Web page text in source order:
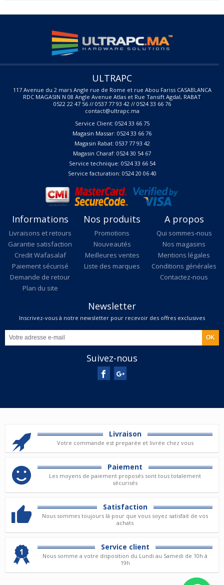
ULTRAPC
117 Avenue du 2 mars Angle rue de Rome et rue Abou Fariss CASABLANCA
RDC MAGASIN N 08 Angle Avenue Atlas et Rue Tansift Agdal, RABAT
0522 22 47 56 // 0537 77 93 42 // 0524 33 66 76
contact@ultrapc.ma
Service Client: 0524 33 66 75
Magasin Massar: 0524 33 66 76
Magasin Rabat: 0537 77 93 42
Magasin Charaf: 0524 30 54 67
Service technique: 0524 33 66 54
Service facturation: 0524 20 06 40
Informations
Livraisons et retours
Garantie satisfaction
Credit Wafasalaf
Paiement sécurisé
Demande de retour
Plan du site
Nos produits
Promotions
Nouveautés
Meilleures ventes
Liste des marques
A propos
Qui sommes-nous
Nos magasins
Mentions légales
Conditions générales
Contactez-nous
Newsletter
Inscrivez-vous à notre newsletter pour recevoir des offres exclusives
Suivez-nous
Livraison
Votre commande est preparée et livrée chez vous
Paiement
Les moyens de paiement proposés sont tous totalement
sécurisés
Satisfaction
Nous sommes toujours là pour que vous soyez satisfait de vos
achats
Service client
Nous somme a votre disposition du Lundi au Samedi de 10h à
19h